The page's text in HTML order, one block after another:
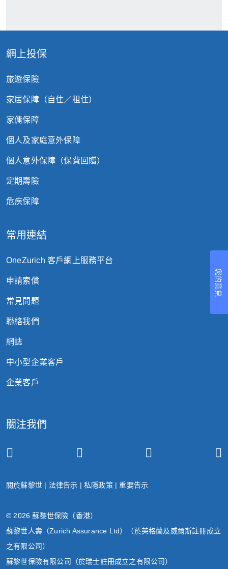
網上投保
旅遊保險
家居保障（自住／租住）
家傭保障
個人及家庭意外保障
個人意外保障（保費回贈）
定期壽險
危疾保障
常用連結
OneZurich 客戶網上服務平台
申請索償
常見問題
聯絡我們
網誌
中小型企業客戶
企業客戶
關注我們
關於蘇黎世 | 法律告示 |私隱政策|重要告示
© 2026 蘇黎世保險（香港）
蘇黎世人壽（Zurich Assurance Ltd）（於英格蘭及威爾斯註冊成立
之有限公司）
蘇黎世保險有限公司（於瑞士註冊成立之有限公司）
您的意見